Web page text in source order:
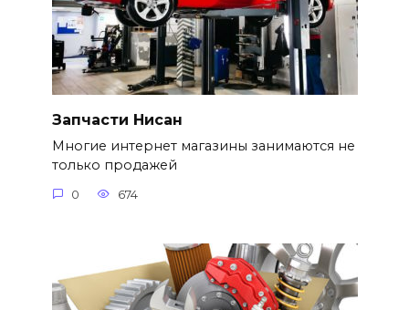
Запчасти Нисан
Многие интернет магазины занимаются не
только продажей
0 674